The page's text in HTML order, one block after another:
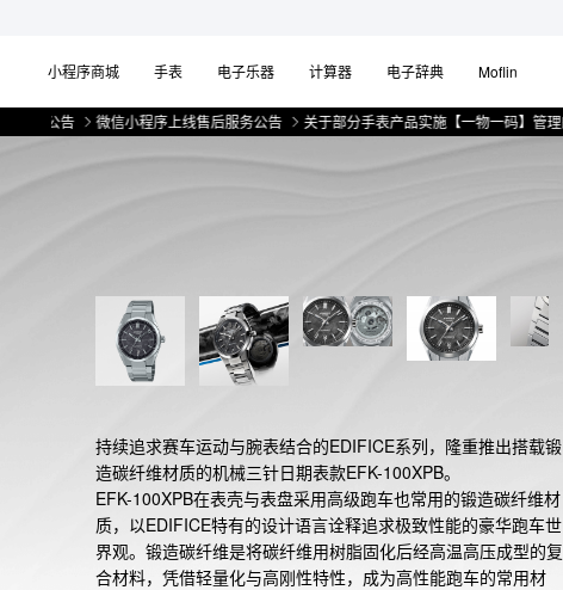
小程序商城 手表 电子乐器 计算器 电子辞典 Moflin
微信小程序上线售后服务公告 关于部分手表产品实施【一物一码】管理的公告
持续追求赛车运动与腕表结合的EDIFICE系列，隆重推出搭载锻
造碳纤维材质的机械三针日期表款EFK-100XPB。
EFK-100XPB在表壳与表盘采用高级跑车也常用的锻造碳纤维材
质，以EDIFICE特有的设计语言诠释追求极致性能的豪华跑车世
界观。锻造碳纤维是将碳纤维用树脂固化后经高温高压成型的复
合材料，凭借轻量化与高刚性特性，成为高性能跑车的常用材